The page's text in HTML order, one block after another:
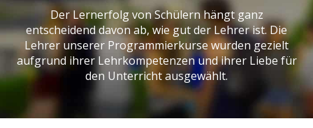
Der Lernerfolg von Schülern hängt ganz
entscheidend davon ab, wie gut der Lehrer ist. Die
Lehrer unserer Programmierkurse wurden gezielt
aufgrund ihrer Lehrkompetenzenund ihrer Liebe für
den Unterricht ausgewählt.
Eltern vollständiger Name
Alter Ihres Kindes
Alter Ihres Kindes